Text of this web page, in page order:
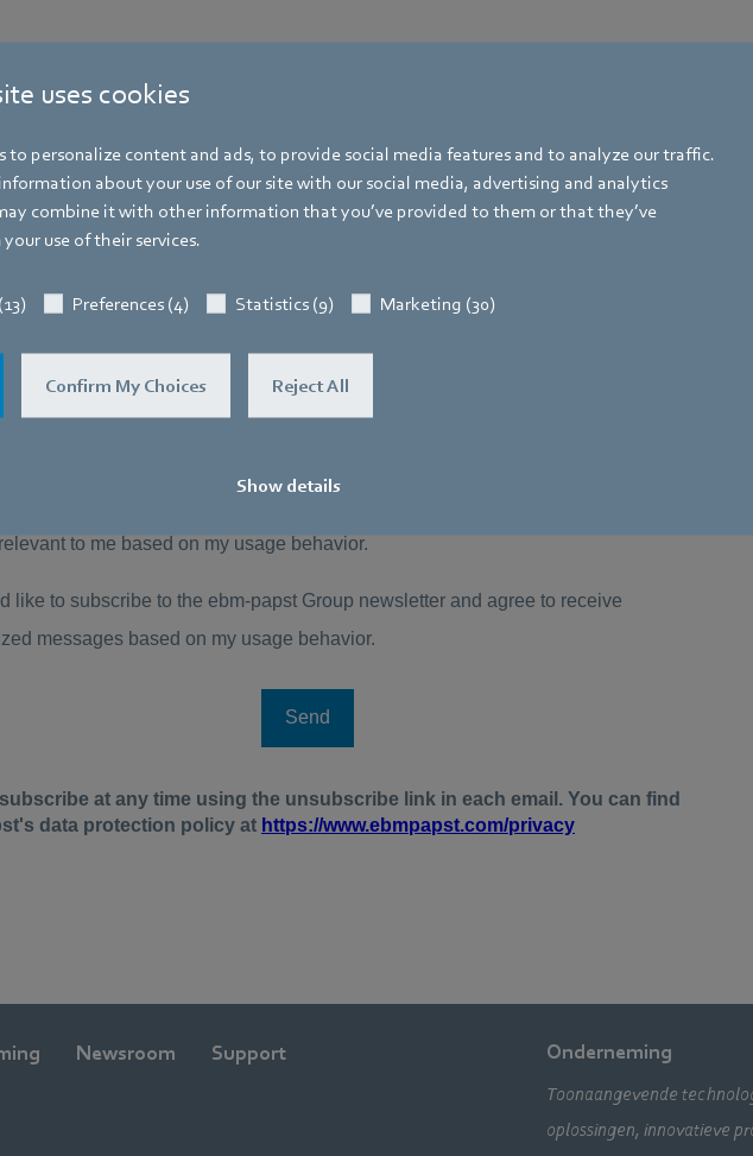
uses cookies
to personalize content and ads, to provide social media features and to analyze our traffic.
about your use of our site with our social media, advertising and analytics
combine it with other information that you’ve provided to them or that they’ve
use of their services.
Preferences (4) Statistics (9) Marketing (30)
Confirm My Choices Reject All
Show details
Newsroom Support Onderneming
Toonaangevende
oplossingen, innovatieve